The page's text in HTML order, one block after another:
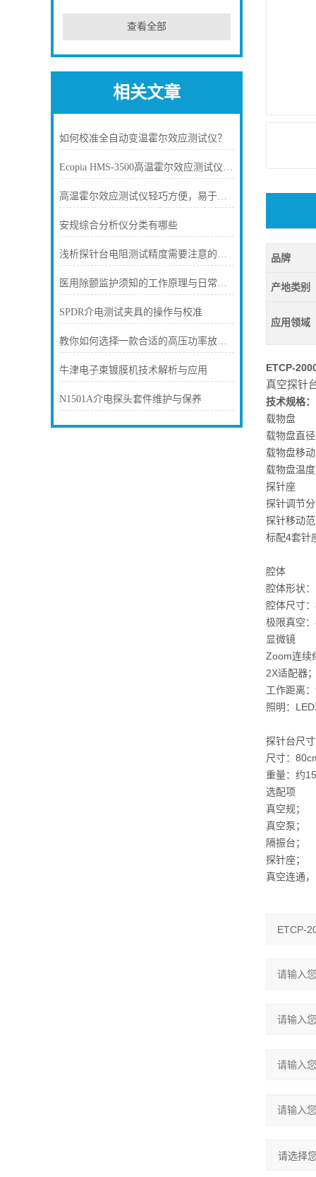
查看全部
相关文章
如何校准全自动变温霍尔效应测试仪？
Ecopia HMS-3500高温霍尔效应测试仪测试速度快，可重复性好
高温霍尔效应测试仪轻巧方便，易于携带
安规综合分析仪分类有哪些
浅析探针台电阻测试精度需要注意的几大要素
医用除颤监护须知的工作原理与日常维护保养
SPDR介电测试夹具的操作与校准
教你如何选择一款合适的高压功率放大器
牛津电子束镀膜机技术解析与应用
N1501A介电探头套件维护与保养
品牌
产地类别
应用领域
ETCP-
真空探针
技术规格：
载物盘
载物盘直
载物盘移
载物盘温
探针座
探针调节
探针移动
标配4套针
腔体
腔体形状
腔体尺寸
极限真空
显微镜
Zoom连续
2X适配器
工作距离
照明：
探针台尺
尺寸：
重量：约
选配项
真空规；
真空泵；
隔振台；
探针座；
真空连通